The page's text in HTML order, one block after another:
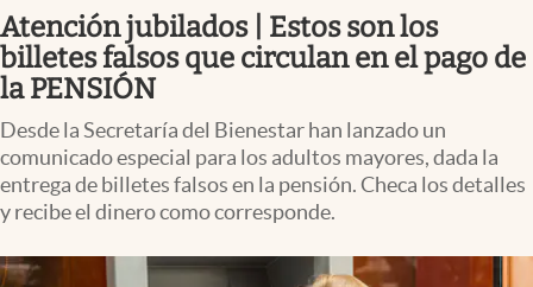
Pc y celular
Vida y estilo
Tv
Clima
Mediakit
Atención jubilados | Estos son los
billetes falsos que circulan en el pago de
la PENSIÓN
Desde la Secretaría del Bienestar han lanzado un
comunicado especial para los adultos mayores, dada la
entrega de billetes falsos en la pensión. Checa los detalles
y recibe el dinero como corresponde.